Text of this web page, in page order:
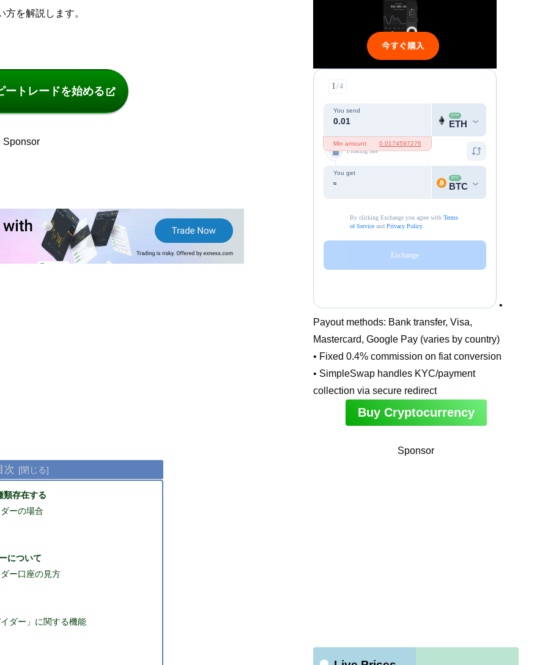
を解説します。
ートレードを始める
Sponsor
次
類存在する
ーの場合
について
ー口座の見方
ダー」に関する機能
•
Payout methods: Bank transfer, Visa,
Mastercard, Google Pay (varies by country)
• Fixed 0.4% commission on fiat conversion
• SimpleSwap handles KYC/payment
collection via secure redirect
Buy Cryptocurrency
Sponsor